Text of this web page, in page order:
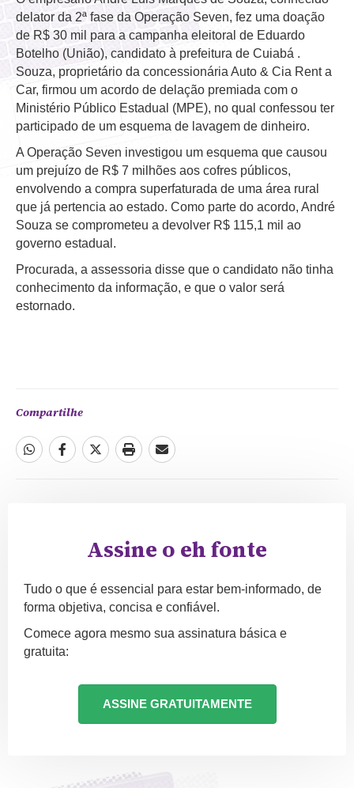
delator da 2ª fase da Operação Seven, fez uma doação
de R$ 30 mil para a campanha eleitoral de Eduardo
Botelho (União), candidato à prefeitura de Cuiabá .
Souza, proprietário da concessionária Auto & Cia Rent a
Car, firmou um acordo de delação premiada com o
Ministério Público Estadual (MPE), no qual confessou ter
participado de um esquema de lavagem de dinheiro.
A Operação Seven investigou um esquema que causou
um prejuízo de R$ 7 milhões aos cofres públicos,
envolvendo a compra superfaturada de uma área rural
que já pertencia ao estado. Como parte do acordo, André
Souza se comprometeu a devolver R$ 115,1 mil ao
governo estadual.
Procurada, a assessoria disse que o candidato não tinha
conhecimento da informação, e que o valor será
estornado.
Compartilhe
Assine o eh fonte
Tudo o que é essencial para estar bem-informado, de
forma objetiva, concisa e confiável.
Comece agora mesmo sua assinatura básica e
gratuita:
ASSINE GRATUITAMENTE